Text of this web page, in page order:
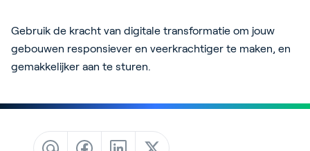
Careers
Contact
Gebruik de kracht van digitale transformatie om jouw
gebouwen responsiever en veerkrachtiger te maken, en
gemakkelijker aan te sturen.